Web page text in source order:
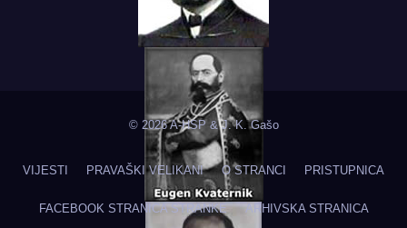
© 2026 A-HSP & J. K. Gašo
VIJESTI PRAVAŠKI VELIKANI O STRANCI PRISTUPNICA
FACEBOOK STRANICA STRANKE ARHIVSKA STRANICA